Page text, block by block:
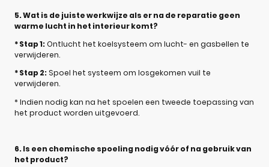
5. Wat is de juiste werkwijze als er na de reparatie geen
warme lucht in het interieur komt?
* Stap 1:Ontlucht het koelsysteem om lucht- en gasbellen te
verwijderen.
* Stap 2:Spoel het systeem om losgekomen vuil te
verwijderen.
* Indien nodig kan na het spoelen een tweede toepassing van
het product worden uitgevoerd.
6. Is een chemische spoeling nodig vóór of na gebruik van
het product?